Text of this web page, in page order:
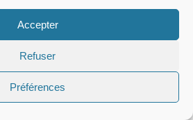
Accepter
Refuser
Préférences